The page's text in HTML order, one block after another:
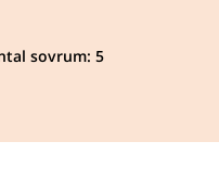
sovrum: 5